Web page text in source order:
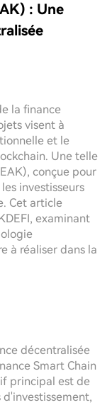
: Une
la finance
visent à
et le
Une telle
conçue pour
investisseurs
Cet article
examinant
à réaliser dans la
décentralisée
Smart Chain
principal est de